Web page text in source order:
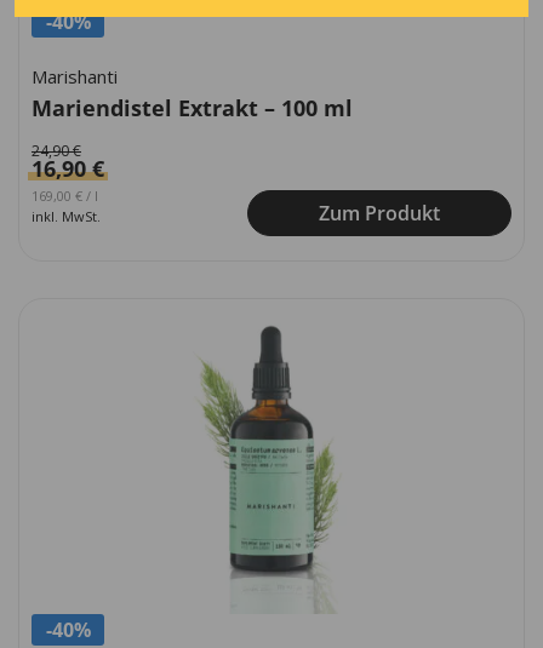
-40%
Marishanti
Mariendistel Extrakt – 100 ml
24,90€
16,90€
Ursprünglicher Preis war: 249,00 €
169,00 €Aktueller Preis ist: 169,00 €.
/ l
inkl. MwSt.
Zum Produkt
-40%